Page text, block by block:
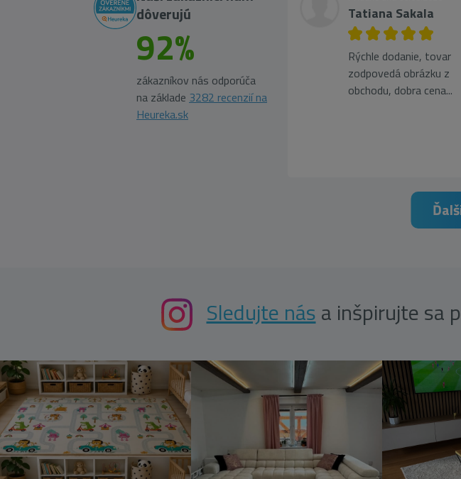
dôverujú
92%
zákazníkov nás odporúča
na základe 3282 recenzií na
Heureka.sk
Tatiana Sakala
Rýchle dodanie, tovar
zodpovedá obrázku z
obchodu, dobra cena...
Sledujte nása inšpirujte sa